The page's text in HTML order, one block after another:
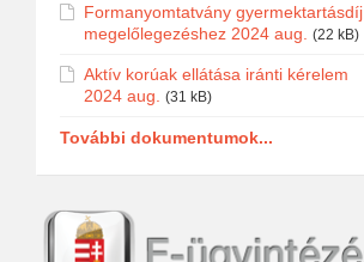
Formanyomtatvány gyermektartásdíj
megelőlegezéshez 2024 aug.
(22 kB)
Aktív korúak ellátása iránti kérelem
2024 aug.
(31 kB)
További dokumentumok...